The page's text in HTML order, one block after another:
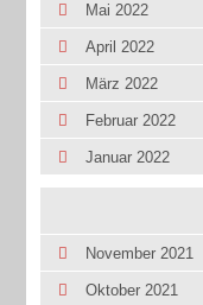
Mai 2022
April 2022
März 2022
Februar 2022
Januar 2022
November 2021
Oktober 2021